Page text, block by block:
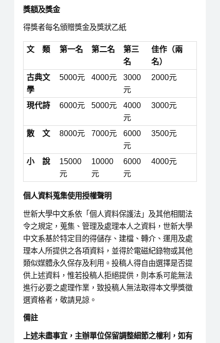
獎額及獎金
得獎者每名頒贈獎金及獎狀乙紙
文 類 第一名 第二名
第三
名
佳作（兩
名）
古典文
學
5000元 4000元
3000
元
2000元
現代詩 6000元 5000元
4000
元
3000元
散 文 8000元 7000元
6000
元
3500元
小 說
15000
元
10000
元
6000
元
4000元
個人資料蒐集使用授權聲明
世新大學中文系依「個人資料保護法」及其他相關法
令之規定，蒐集、管理及處理本人之資料，世新大學
中文系基於特定目的得儲存、建檔、轉介、運用及處
理本人所提供之各項資料，並得於電磁紀錄物或其他
類似媒體永久保存及利用。投稿人得自由選擇是否提
供上述資料，惟若投稿人拒絕提供，則本系可能無法
進行必要之處理作業，致投稿人無法取得本文學獎徵
選資格者，敬請見諒。
備註
上述未盡事宜，主辦單位保留調整細節之權利，如有